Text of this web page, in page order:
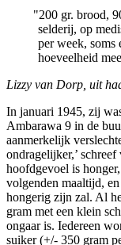
"200 gr. brood,
selderij, op
per week, soms
hoeveelheid
Lizzy van Dorp, uit
In januari 1945, zij
Ambarawa 9 in de
aanmerkelijk
ondragelijker,’
hoofdgevoel is
volgenden maaltijd, en
hongerig zijn zal. Al
gram met een klein
ongaar is. Iedereen
suiker (+/- 350 gram